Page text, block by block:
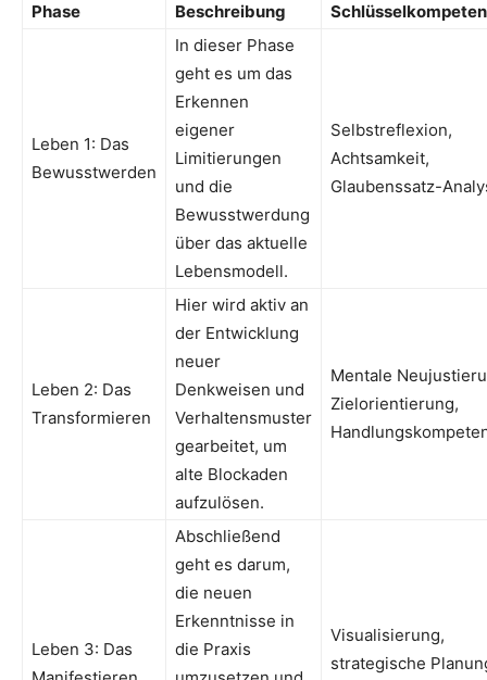
Phase Beschreibung
Leben 1: Das
Bewusstwerden
In dieser Phase
geht es um das
Erkennen
eigener
Limitierungen
und die
Bewusstwerdung
über das aktuelle
Lebensmodell.
Selbstreflexion,
Achtsamkeit,
Glaubenssatz-
Leben 2: Das
Transformieren
Hier wird aktiv an
der Entwicklung
neuer
Denkweisen und
Verhaltensmuster
gearbeitet, um
alte Blockaden
aufzulösen.
Mentale
Zielorientierung,
Leben 3: Das
Abschließend
geht es darum,
die neuen
Erkenntnisse in
die Praxis
Visualisierung,
strategische